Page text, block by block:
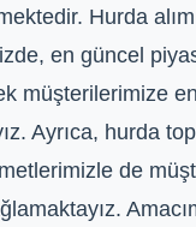
Hurda alım
en güncel
müşterilerimize
Ayrıca, hurda
de